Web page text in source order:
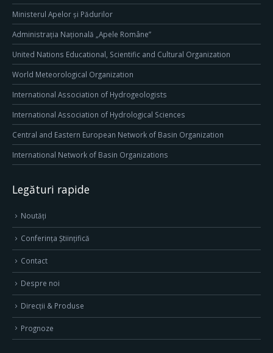
Ministerul Apelor și Pădurilor
Administrația Națională „Apele Române”
United Nations Educational, Scientific and Cultural Organization
World Meteorological Organization
International Association of Hydrogeologists
International Association of Hydrological Sciences
Central and Eastern European Network of Basin Organization
International Network of Basin Organizations
Legături rapide
Noutăți
Conferința Științifică
Contact
Despre noi
Direcţii & Produse
Prognoze